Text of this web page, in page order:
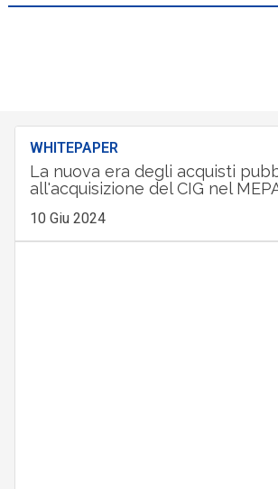
WHITEPAPER
La nuova era degli acquisti
all'acquisizione del CIG nel
10 Giu 2024